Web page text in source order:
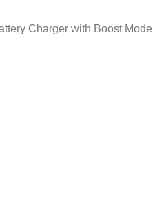
Charger with Boost Mode